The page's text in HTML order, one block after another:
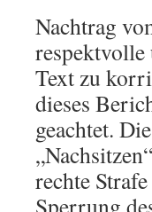
Nachtrag
Text zu
dieses
geachtet.
rechte
Sperrung